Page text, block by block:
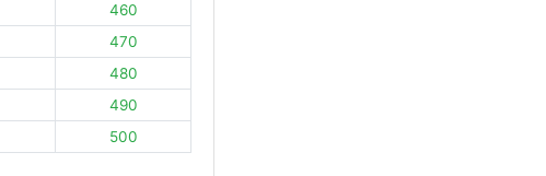
460
470
480
490
500